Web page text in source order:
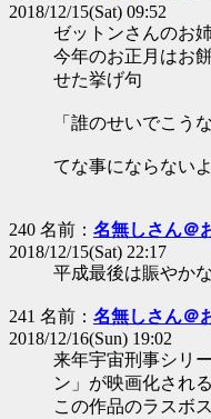
2018/12/15(Sat) 09:52
ゼットンさんのお
今年のお正月はお
せた挙げ句
「誰のせいでこう
てな事にならない
240 名前： 名無しさん＠
2018/12/15(Sat) 22:17
平成最後は賑やか
241 名前： 名無しさん＠
2018/12/16(Sun) 19:02
来年宇宙刑事シリ
ン」が映画化され
この作品のラスボ